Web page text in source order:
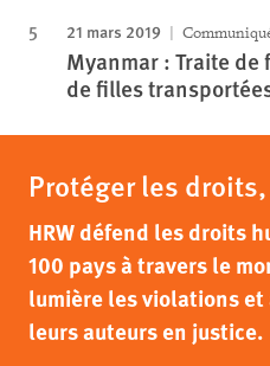
21 mars 2019
Myanmar : Traite de
de filles
Protéger les
HRW défend les droits
100 pays à travers le
lumière les violations
leurs auteurs en justice.